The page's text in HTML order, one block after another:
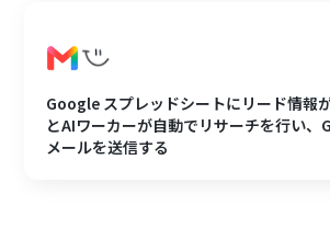
Google スプレッドシートにリード情報
とAIワーカーが自動でリサーチを行い
メールを送信する